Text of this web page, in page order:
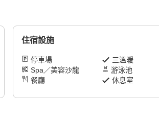
住宿設施
停車場
三溫暖
Spa／美容沙龍
游泳池
餐廳
休息室